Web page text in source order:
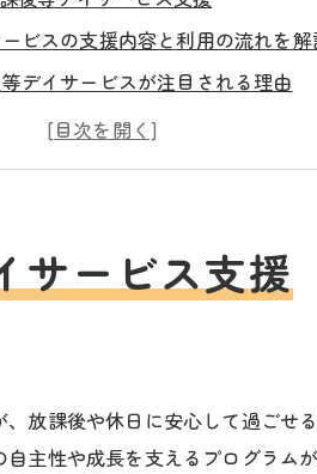
ビスの支援内容と利用の流れを
デイサービスが注目される理由
放課後等デイサービスの取り組み
課後等デイサービスの特徴とは
後等デイサービスの今
デイサービスの連携事例に学ぶ
れた放課後等デイサービスの工夫
有が放課後等デイサービスを強化
ビスの発展と自治体支援の役割
サービス支援
放課後や休日に安心して過ごせ
主性や成長を支えるプログラム